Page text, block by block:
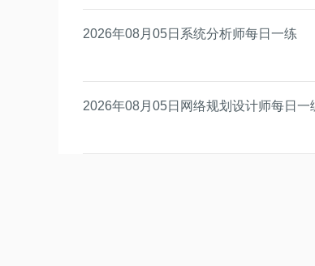
2026年08月05日系统分析师每日一练
2026年08月05日网络规划设计师每日一